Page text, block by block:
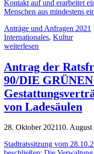
Kontakt auf und erarbeitet
Menschen aus mindestens
Anträge und Anfragen 2021
Internationales, Kultur
weiterlesen
Antrag der
90/DIE
von Ladesäulen
28. Oktober 202110. August
Stadtratssitzung vom